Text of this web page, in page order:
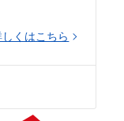
しくはこちら